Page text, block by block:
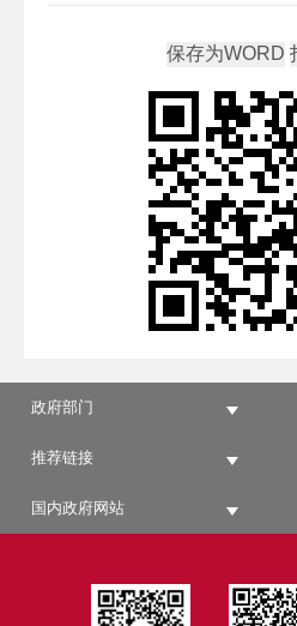
政府部门
推荐链接
国内政府网站